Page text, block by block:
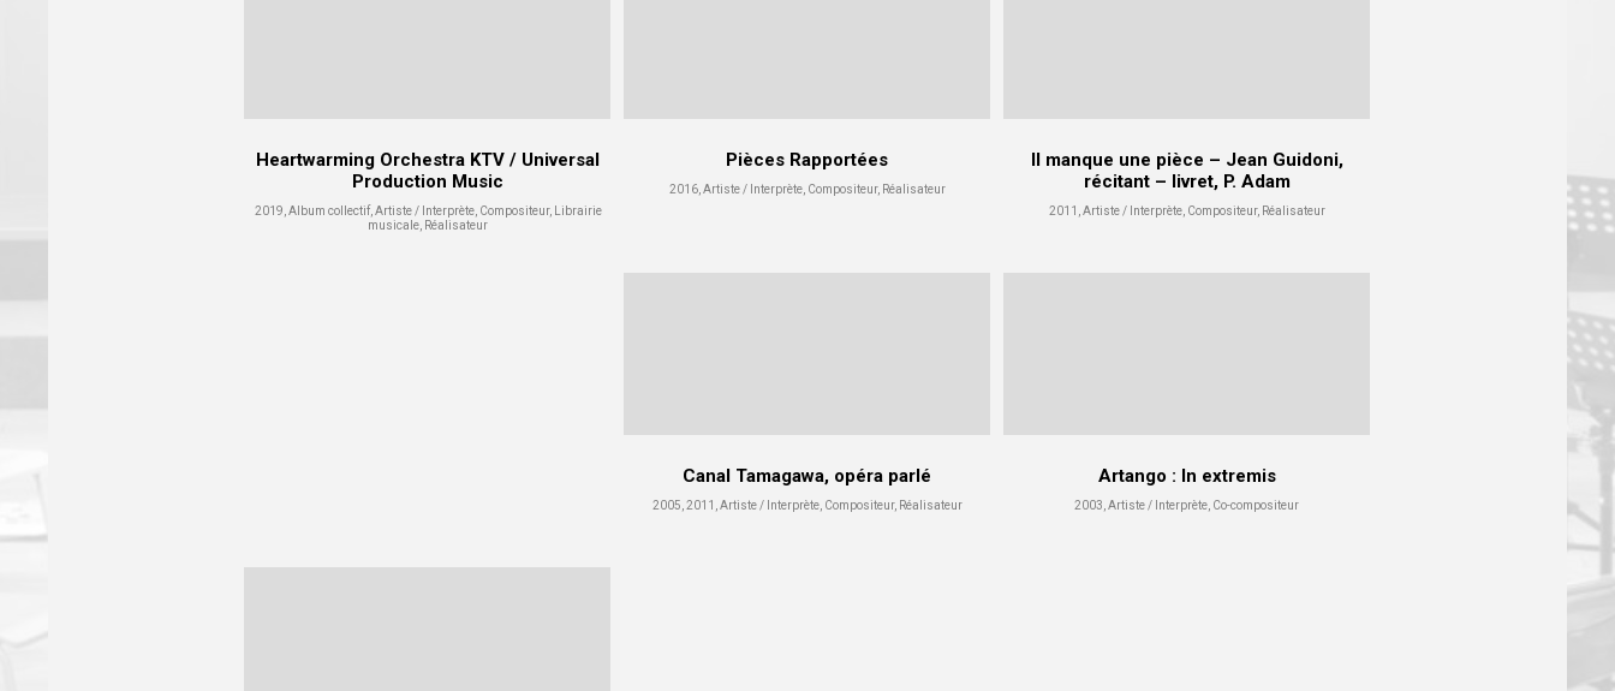
Heartwarming Orchestra KTV / Universal
Production Music
2019, Album collectif, Artiste / Interprète, Compositeur, Librairie
musicale, Réalisateur
Pièces Rapportées
2016, Artiste / Interprète, Compositeur, Réalisateur
Il manque une pièce – Jean Guidoni,
récitant – livret, P. Adam
2011, Artiste / Interprète, Compositeur, Réalisateur
Canal Tamagawa, opéra parlé
2005, 2011, Artiste / Interprète, Compositeur, Réalisateur
Artango : In extremis
2003, Artiste / Interprète, Co-compositeur